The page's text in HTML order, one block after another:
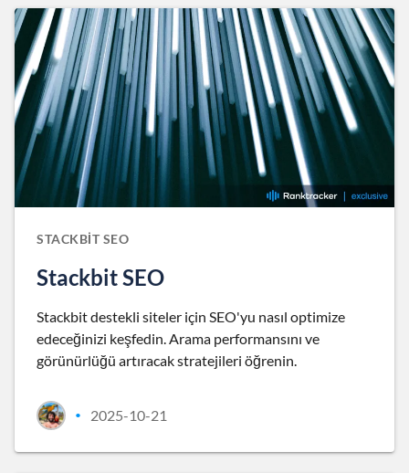
STACKBIT SEO
Stackbit SEO
Stackbit destekli siteler için SEO'yu nasıl optimize
edeceğinizi keşfedin. Arama performansını ve
görünürlüğü artıracak stratejileri öğrenin.
• 2025-10-21